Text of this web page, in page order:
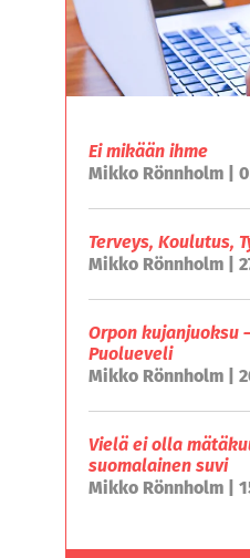
Ei mikään ihme
Mikko Rönnholm |
Terveys, Koulutus,
Mikko Rönnholm |
Orpon kujanjuoksu
Puolueveli
Mikko Rönnholm |
Vielä ei olla
suomalainen suvi
Mikko Rönnholm |